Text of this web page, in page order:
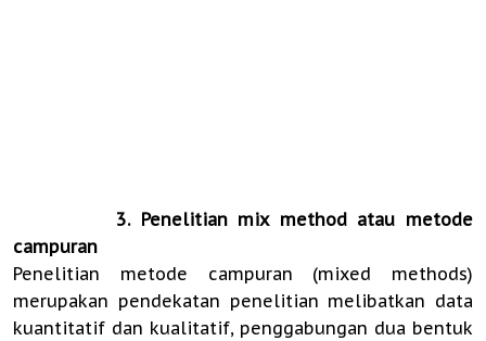
3. Penelitian mix method atau metode
campuran
Penelitian metode campuran (mixed methods)
merupakan pendekatan penelitian melibatkan data
kuantitatif dan kualitatif, penggabungan dua bentuk